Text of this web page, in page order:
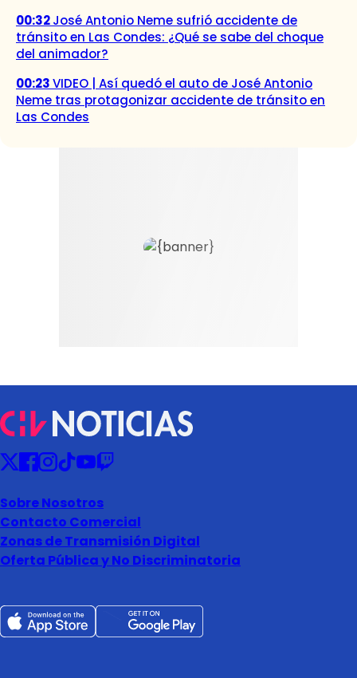
00:32José Antonio Neme sufrió accidente de
tránsito en Las Condes: ¿Qué se sabe del choque
del animador?
00:23VIDEO | Así quedó el auto de José Antonio
Neme tras protagonizar accidente de tránsito en
Las Condes
Sobre Nosotros
Contacto Comercial
Zonas de Transmisión Digital
Oferta Pública y No Discriminatoria